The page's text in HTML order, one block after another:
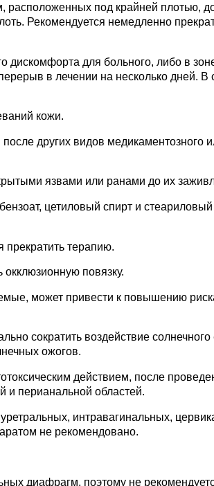
расположенных под крайней плотью,
Рекомендуется немедленно
дискомфорта для больного, либо в
в лечении на несколько дней. В
кожи.
других видов медикаментозного
язвами или ранами до их
цетиловый спирт и
прекратить терапию.
повязку.
может привести к повышению
сократить воздействие солнечного
ожогов.
действием, после
и перианальной областей.
интравагинальных,
не рекомендовано.
диафрагм, поэтому не